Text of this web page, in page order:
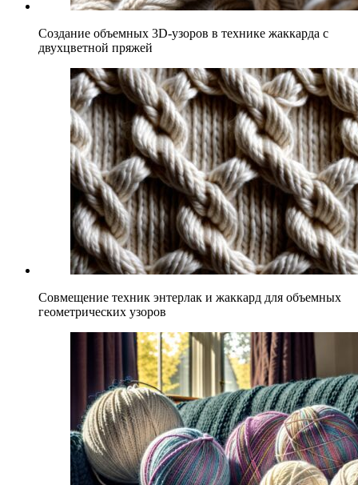
Создание объемных 3D-узоров в технике жаккарда с
двухцветной пряжей
Совмещение техник энтерлак и жаккард для объемных
геометрических узоров